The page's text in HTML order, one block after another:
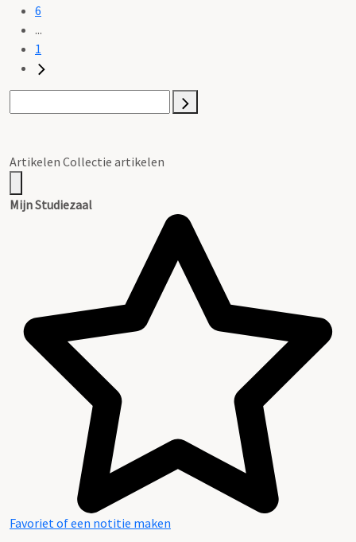
6
...
1
Artikelen Collectie artikelen
Mijn Studiezaal
Favoriet of een notitie maken